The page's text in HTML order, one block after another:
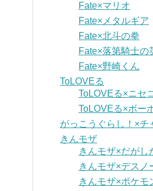
Fate×マリオ
Fate×メタルギア
Fate×北斗の拳
Fate×落第騎士の
Fate×野崎くん
ToLOVEる
ToLOVEる×ニセ
ToLOVEる×ボー
がっこうぐらし！×チ
きんモザ
きんモザ×だがし
きんモザ×デスノ
きんモザ×ポケモ